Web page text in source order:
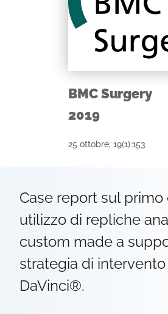
BMC Surgery
2019
25 ottobre; 19(1):153
Case report sul primo
utilizzo di repliche
custom made a
strategia di
DaVinci®.